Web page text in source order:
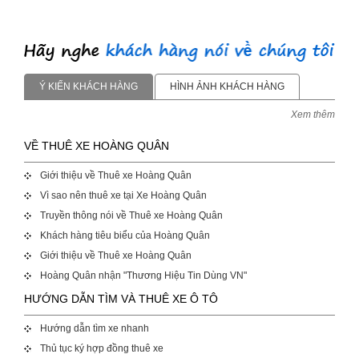
Ý KIẾN KHÁCH HÀNG HÌNH ẢNH KHÁCH HÀNG
Xem thêm
VỀ THUÊ XE HOÀNG QUÂN
Giới thiệu về Thuê xe Hoàng Quân
Vì sao nên thuê xe tại Xe Hoàng Quân
Truyền thông nói về Thuê xe Hoàng Quân
Khách hàng tiêu biểu của Hoàng Quân
Giới thiệu về Thuê xe Hoàng Quân
Hoàng Quân nhận "Thương Hiệu Tin Dùng VN"
HƯỚNG DẪN TÌM VÀ THUÊ XE Ô TÔ
Hướng dẫn tìm xe nhanh
Thủ tục ký hợp đồng thuê xe